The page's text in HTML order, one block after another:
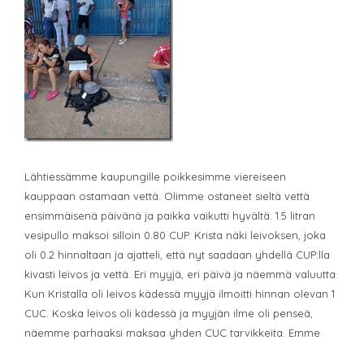
Lähtiessämme kaupungille poikkesimme viereiseen
kauppaan ostamaan vettä. Olimme ostaneet sieltä vettä
ensimmäisenä päivänä ja paikka vaikutti hyvältä. 1.5 litran
vesipullo maksoi silloin 0.80 CUP. Krista näki leivoksen, joka
oli 0.2 hinnaltaan ja ajatteli, että nyt saadaan yhdellä CUP:lla
kivasti leivos ja vettä. Eri myyjä, eri päivä ja näemmä valuutta.
Kun Kristalla oli leivos kädessä myyjä ilmoitti hinnan olevan 1
CUC. Koska leivos oli kädessä ja myyjän ilme oli penseä,
näemme parhaaksi maksaa yhden CUC tarvikkeita. Emme